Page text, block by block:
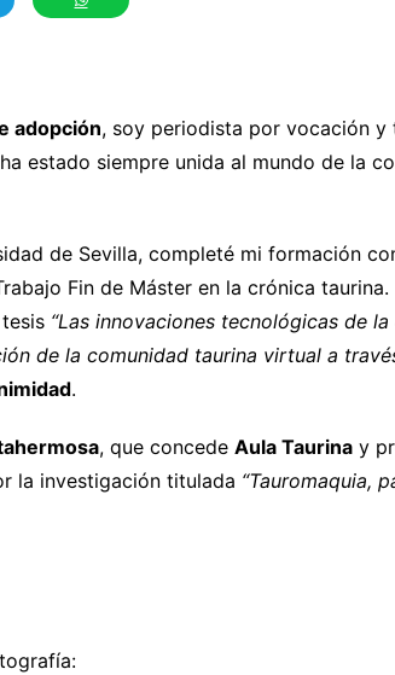
adopción, soy periodista por vocación y
estado siempre unida al mundo de la
de Sevilla, completé mi formación
Fin de Máster en la crónica
“Las innovaciones tecnológicas de
de la comunidad taurina virtual a
.
, que concede Aula Taurina y
la investigación titulada “Tauromaquia,